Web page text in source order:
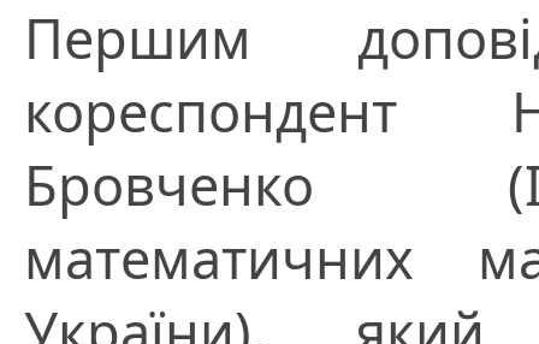
Першим
Бровченко
математичних